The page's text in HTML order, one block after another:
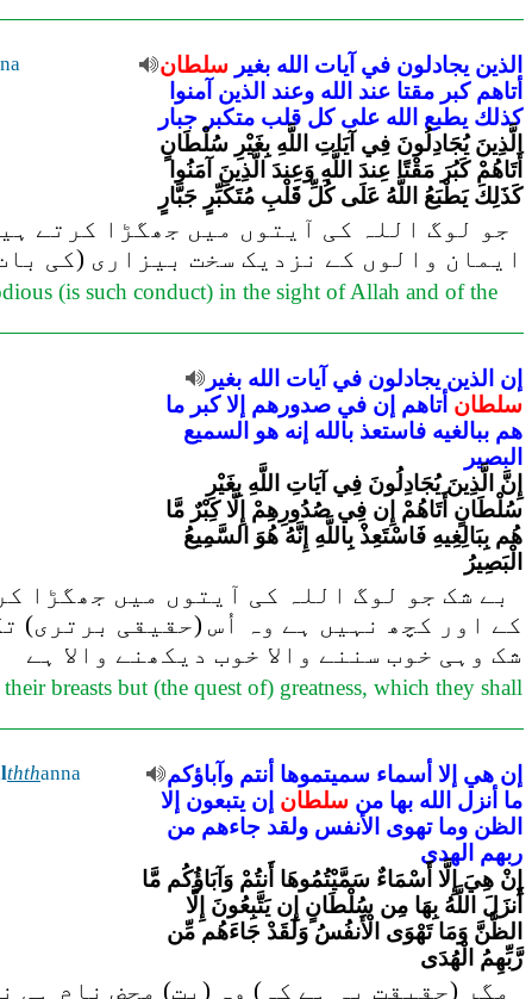
الذين يجادلون في آيات الله بغير سلطان
أتاهم كبر مقتا عند الله وعند الذين آمنوا
كذلك يطبع الله على كل قلب متكبر جبار
الَّذِينَ يُجَادِلُونَ فِي آيَاتِ اللَّهِ بِغَيْرِ سُلْطَانٍ
أَتَاهُمْ كَبُرَ مَقْتًا عِندَ اللَّهِ وَعِندَ الَّذِينَ آمَنُوا
كَذَلِكَ يَطْبَعُ اللَّهُ عَلَى كُلِّ قَلْبِ مُتَكَبِّرٍ جَبَّارٍ
جو لوگ اللہ کی آیتوں میں جھگڑا کرتے
ایمان والوں کے نزدیک سخت بیزاری (کی
(is such conduct) in the sight of Allah and of the
إن الذين يجادلون في آيات الله بغير
سلطان أتاهم إن في صدورهم إلا كبر ما
هم ببالغيه فاستعذ بالله إنه هو السميع
البصير
إِنَّ الَّذِينَ يُجَادِلُونَ فِي آيَاتِ اللَّهِ بِغَيْرِ
سُلْطَانٍ أَتَاهُمْ إِن فِي صُدُورِهِمْ إِلَّا كِبْرٌ مَّا
هُم بِبَالِغِيهِ فَاسْتَعِذْ بِاللَّهِ إِنَّهُ هُوَ السَّمِيعُ
الْبَصِيرُ
بے شک جو لوگ اللہ کی آیتوں میں جھگڑا
کے اور کچھ نہیں ہے وہ اُس (حقیقی برتری)
شک وہی خوب سننے والا خوب دیکھنے والا ہے
breasts but (the quest of) greatness, which they shall
lththanna
إن هي إلا أسماء سميتموها أنتم وآباؤكم
ما أنزل الله بها من سلطان إن يتبعون إلا
الظن وما تهوى الأنفس ولقد جاءهم من
ربهم
الهدى
إِنْ هِيَ إِلَّا أَسْمَاءٌ سَمَّيْتُمُوهَا أَنتُمْ وَآبَاؤُكُم مَّا
أَنزَلَ اللَّهُ بِهَا مِن سُلْطَانٍ إِن يَتَّبِعُونَ إِلَّا
الظَّنَّ وَمَا تَهْوَى الْأَنفُسُ وَلَقَدْ جَاءَهُم مِّن
رَّبِّهِمُ الْهُدَى
مگر (حقیقت یہ ہے کہ) وہ (بت) محض نام